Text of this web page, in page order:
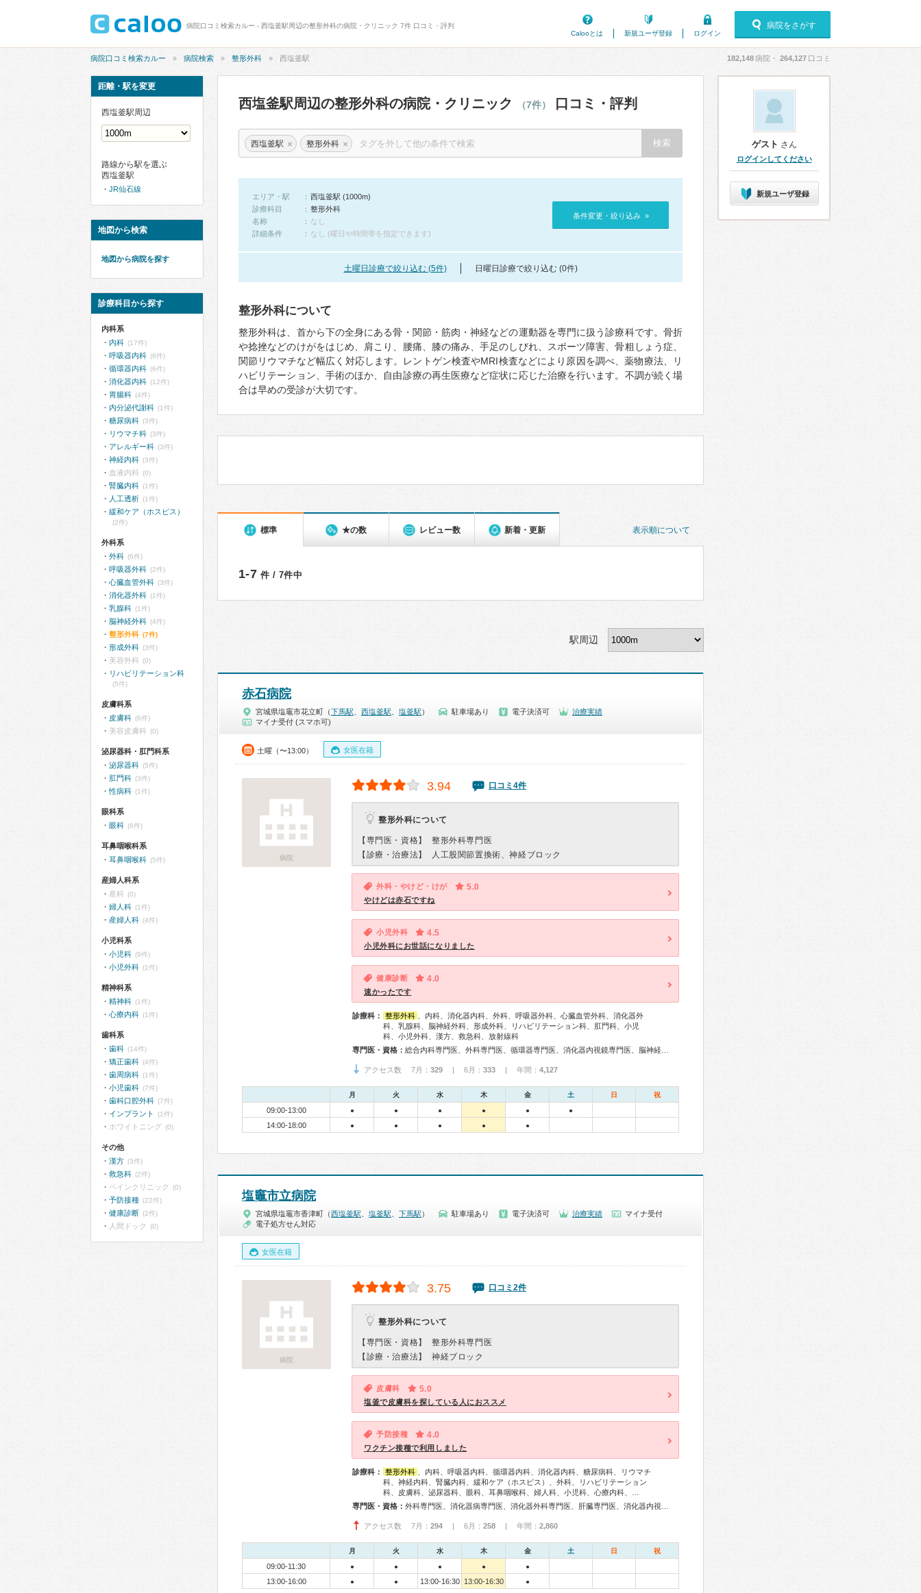
病院口コミ検索カルー - 西塩釜駅周辺の整形外科の病院・クリニック 7件 口コミ・評判
Calooとは
新規ユーザ登録 ログイン
病院をさがす
病院口コミ検索カルー 病院検索 整形外科 西塩釜駅 182,148病院・ 264,127 口コミ
西塩釜駅周辺の整形外科の病院・クリニック （7件） 口コミ・評判
西塩釜駅 × 整形外科 ×
エリア・駅
西塩釜駅 (1000m)
診療科目
整形外科
名称
なし
詳細条件
なし (曜日や時間帯を指定できます)
条件変更・絞り込み »
土曜日診療で絞り込む (5件) 日曜日診療で絞り込む (0件)
整形外科について
整形外科は、首から下の全身にある骨・関節・筋肉・神経などの運動器を専門に扱う診療科です。骨折
や捻挫などのけがをはじめ、肩こり、腰痛、膝の痛み、手足のしびれ、スポーツ障害、骨粗しょう症、
関節リウマチなど幅広く対応します。レントゲン検査やMRI検査などにより原因を調べ、薬物療法、リ
ハビリテーション、手術のほか、自由診療の再生医療など症状に応じた治療を行います。不調が続く場
合は早めの受診が大切です。
表示順について
標準 ★の数 レビュー数 新着・更新
1-7 件 / 7件中
駅周辺
赤石病院
宮城県塩竈市花立町（下馬駅 西塩釜駅 塩釜駅 ） 駐車場あり 電子決済可
治療実績
マイナ受付 (スマホ可)
土曜（〜13:00） 女医在籍
病院
3.94 口コミ4件
整形外科について
【専門医・資格】
整形外科専門医
【診療・治療法】
人工股関節置換術、神経ブロック
外科・やけど・けが 5.0
やけどは赤石ですね
小児外科 4.5
小児外科にお世話になりました
健康診断 4.0
速かったです
診療科： 整形外科
、内科、消化器内科、外科、呼吸器外科、心臓血管外科、消化器外
科、乳腺科、脳神経外科、形成外科、リハビリテーション科、肛門科、小児
科、小児外科、漢方、救急科、放射線科
専門医・資格：
アクセス数 7月： 329 | 6月： 333 | 年間： 4,127
月 火 水 木 金 土 日 祝
09:00-13:00 ● ● ● ● ● ●
14:00-18:00 ● ● ● ● ●
塩竈市立病院
宮城県塩竈市香津町（西塩釜駅 塩釜駅 下馬駅 ） 駐車場あり 電子決済可 治療実績
マイナ受付
電子処方せん対応
女医在籍
病院
3.75 口コミ2件
整形外科について
【専門医・資格】
整形外科専門医
【診療・治療法】
神経ブロック
皮膚科 5.0
塩釜で皮膚科を探している人におススメ
予防接種 4.0
ワクチン接種で利用しました
診療科： 整形外科
、内科、呼吸器内科、循環器内科、消化器内科、糖尿病科、リウマチ
科、神経内科、腎臓内科、緩和ケア（ホスピス）、外科、リハビリテーション
科、皮膚科、泌尿器科、眼科、耳鼻咽喉科、婦人科、小児科、心療内科、…
専門医・資格：
アクセス数 7月： 294 | 6月： 258 | 年間： 2,860
月 火 水 木 金 土 日 祝
09:00-11:30 ● ● ● ● ●
13:00-16:00 ● ● 13:00-16:30 13:00-16:30 ●
距離・駅を変更
西塩釜駅周辺
路線から駅を選ぶ
西塩釜駅
JR仙石線
地図から検索
地図から病院を探す
診療科目から探す
内科系
内科 (17件)
呼吸器内科 (8件)
循環器内科 (6件)
消化器内科 (12件)
胃腸科 (4件)
内分泌代謝科 (1件)
糖尿病科 (3件)
リウマチ科 (3件)
アレルギー科 (3件)
神経内科 (3件)
血液内科 (0)
腎臓内科 (1件)
人工透析 (1件)
緩和ケア（ホスピス）
(2件)
外科系
外科 (6件)
呼吸器外科 (2件)
心臓血管外科 (3件)
消化器外科 (1件)
乳腺科 (1件)
脳神経外科 (4件)
整形外科 (7件)
形成外科 (3件)
美容外科 (0)
リハビリテーション科
(5件)
皮膚科系
皮膚科 (6件)
美容皮膚科 (0)
泌尿器科・肛門科系
泌尿器科 (5件)
肛門科 (3件)
性病科 (1件)
眼科系
眼科 (6件)
耳鼻咽喉科系
耳鼻咽喉科 (5件)
産婦人科系
産科 (0)
婦人科 (1件)
産婦人科 (4件)
小児科系
小児科 (9件)
小児外科 (1件)
精神科系
精神科 (1件)
心療内科 (1件)
歯科系
歯科 (14件)
矯正歯科 (4件)
歯周病科 (1件)
小児歯科 (7件)
歯科口腔外科 (7件)
インプラント (1件)
ホワイトニング (0)
その他
漢方 (3件)
救急科 (2件)
ペインクリニック (0)
予防接種 (22件)
健康診断 (2件)
人間ドック (0)
ゲスト さん
ログインしてください
新規ユーザ登録